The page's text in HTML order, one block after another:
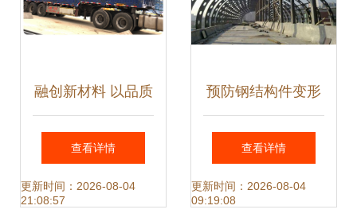
融创新材料 以品质
钢结构件打造大国
工程与服务典范
查看详情
更新时间：2026-08-04
21:08:57
预防钢结构件变形
的问题分析
查看详情
更新时间：2026-08-04
09:19:08